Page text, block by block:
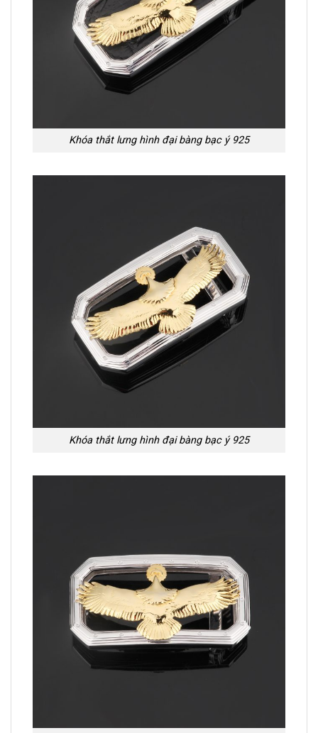
Khóa thắt lưng hình đại bàng bạc ý 925
Khóa thắt lưng hình đại bàng bạc ý 925